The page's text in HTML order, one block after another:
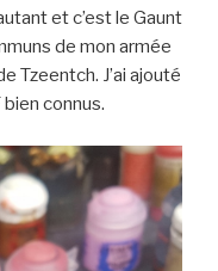
et c’est le Gaunt
de mon armée
Tzeentch. J’ai ajouté
bien connus.